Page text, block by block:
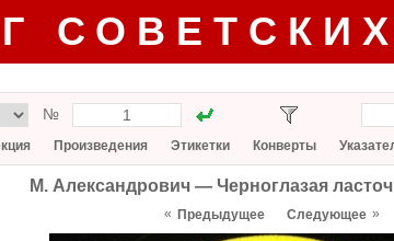
№
Произведения Этикетки Конверты
М. Александрович — Черноглазая
« Предыдущее Следующее »